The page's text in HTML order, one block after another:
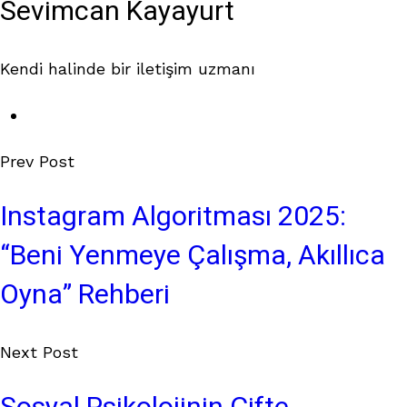
Sevimcan Kayayurt
Kendi halinde bir iletişim uzmanı
Prev Post
Instagram Algoritması 2025:
“Beni Yenmeye Çalışma, Akıllıca
Oyna” Rehberi
Next Post